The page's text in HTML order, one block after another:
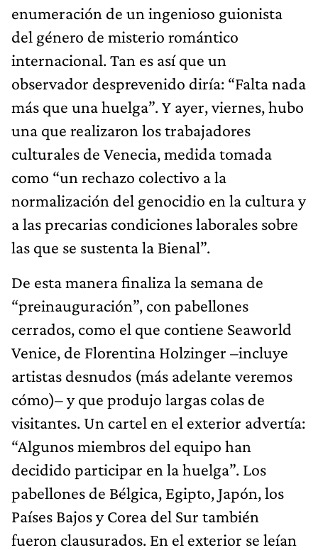
enumeración de un ingenioso guionista
del género de misterio romántico
internacional. Tan es así que un
observador desprevenido diría: “Falta nada
más que una huelga”. Y ayer, viernes, hubo
una que realizaron los trabajadores
culturales de Venecia, medida tomada
como “un rechazo colectivo a la
normalización del genocidio en la cultura y
a las precarias condiciones laborales sobre
las que se sustenta la Bienal”.
De esta manera finaliza la semana de
“preinauguración”, con pabellones
cerrados, como el que contiene Seaworld
Venice, de Florentina Holzinger –incluye
artistas desnudos (más adelante veremos
cómo)– y que produjo largas colas de
visitantes. Un cartel en el exterior advertía:
“Algunos miembros del equipo han
decidido participar en la huelga”. Los
pabellones de Bélgica, Egipto, Japón, los
Países Bajos y Corea del Sur también
fueron clausurados. En el exterior se leían